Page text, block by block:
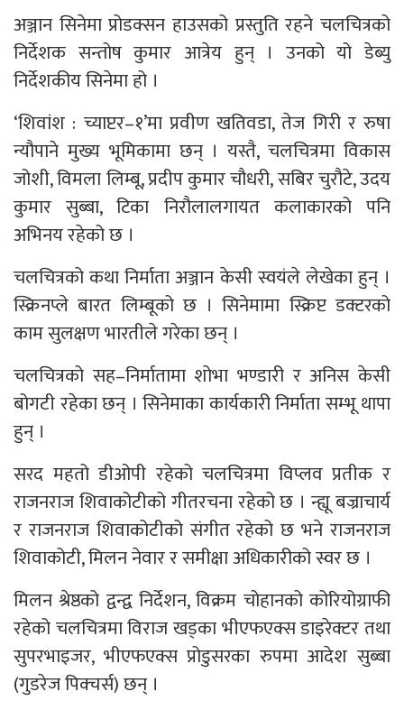
अञ्जान सिनेमा प्रोडक्सन हाउसको प्रस्तुति रहने चलचित्रको
निर्देशक सन्तोष कुमार आत्रेय हुन् । उनको यो डेब्यु
निर्देशकीय सिनेमा हो ।
‘शिवांश : च्याप्टर–१’मा प्रवीण खतिवडा, तेज गिरी र रुषा
न्यौपाने मुख्य भूमिकामा छन् । यस्तै, चलचित्रमा विकास
जोशी, विमला लिम्बू, प्रदीप कुमार चौधरी, सबिर चुरौटे, उदय
कुमार सुब्बा, टिका निरौलालगायत कलाकारको पनि
अभिनय रहेको छ ।
चलचित्रको कथा निर्माता अञ्जान केसी स्वयंले लेखेका हुन् ।
स्क्रिनप्ले बारत लिम्बूको छ । सिनेमामा स्क्रिप्ट डक्टरको
काम सुलक्षण भारतीले गरेका छन् ।
चलचित्रको सह–निर्मातामा शोभा भण्डारी र अनिस केसी
बोगटी रहेका छन् । सिनेमाका कार्यकारी निर्माता सम्भू थापा
हुन् ।
सरद महतो डीओपी रहेको चलचित्रमा विप्लव प्रतीक र
राजनराज शिवाकोटीको गीतरचना रहेको छ । न्ह्यू बज्राचार्य
र राजनराज शिवाकोटीको संगीत रहेको छ भने राजनराज
शिवाकोटी, मिलन नेवार र समीक्षा अधिकारीको स्वर छ ।
मिलन श्रेष्ठको द्वन्द्व निर्देशन, विक्रम चोहानको कोरियोग्राफी
रहेको चलचित्रमा विराज खड्का भीएफएक्स डाइरेक्टर तथा
सुपरभाइजर, भीएफएक्स प्रोडुसरका रुपमा आदेश सुब्बा
(गुडरेज पिक्चर्स) छन् ।